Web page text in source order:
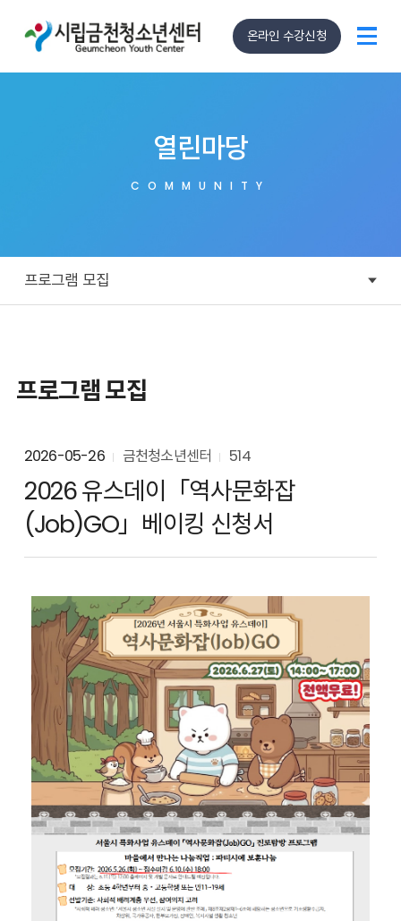
온라인 수강신청
열린마당
COMMUNITY
프로그램 모집
프로그램 모집
2026-05-26 금천청소년센터 514
2026 유스데이「역사문화잡
(Job)GO」베이킹 신청서